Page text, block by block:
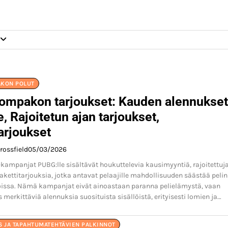
POLUT
tarjoukset: Kauden alennukset
Rajoitetun ajan tarjoukset,
05/03/2026
PUBG:lle sisältävät houkuttelevia kausimyyntiä, rajoitettuja
jotka antavat pelaajille mahdollisuuden säästää pelin
Nämä kampanjat eivät ainoastaan paranna pelielämystä, vaan
merkittäviä alennuksia suosituista sisällöistä, erityisesti lomien ja…
JA TAPAHTUMATEHTÄVIEN PALKINNOT